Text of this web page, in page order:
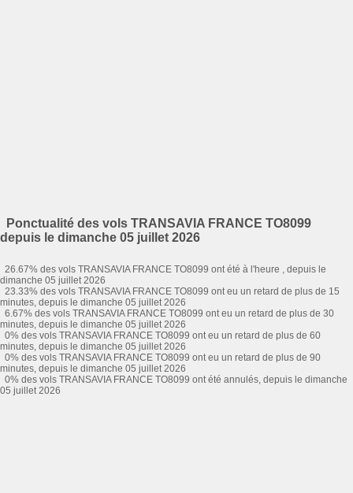
Ponctualité des vols TRANSAVIA FRANCE TO8099
depuis le dimanche 05 juillet 2026
26.67% des vols TRANSAVIA FRANCE TO8099 ont été à l'heure , depuis le
dimanche 05 juillet 2026
23.33% des vols TRANSAVIA FRANCE TO8099 ont eu un retard de plus de 15
minutes, depuis le dimanche 05 juillet 2026
6.67% des vols TRANSAVIA FRANCE TO8099 ont eu un retard de plus de 30
minutes, depuis le dimanche 05 juillet 2026
0% des vols TRANSAVIA FRANCE TO8099 ont eu un retard de plus de 60
minutes, depuis le dimanche 05 juillet 2026
0% des vols TRANSAVIA FRANCE TO8099 ont eu un retard de plus de 90
minutes, depuis le dimanche 05 juillet 2026
0% des vols TRANSAVIA FRANCE TO8099 ont été annulés, depuis le dimanche
05 juillet 2026